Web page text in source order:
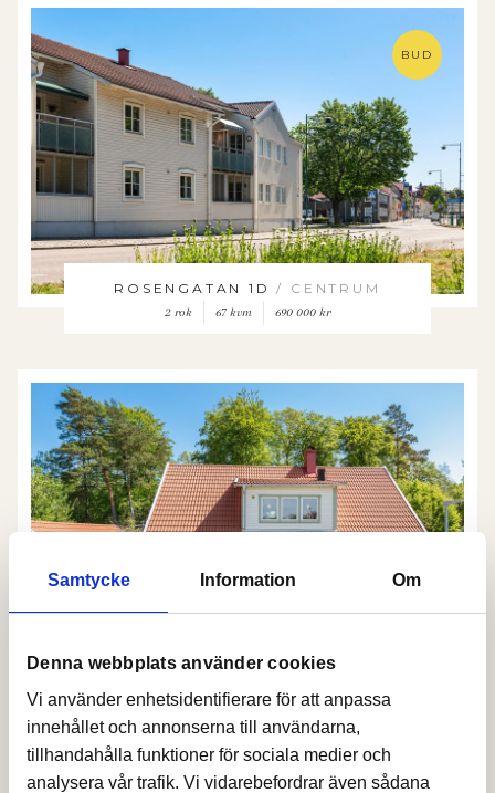
Samtycke Information Om
Denna webbplats använder cookies
Vi använder enhetsidentifierare för att anpassa
innehållet och annonserna till användarna,
tillhandahålla funktioner för sociala medier och
analysera vår trafik. Vi vidarebefordrar även sådana
BUD
ROSENGATAN 1D/ CENTRUM
2 rok 67 kvm 690 000 kr
BARKVÄGEN 22/ BRÄKNE-HOBY